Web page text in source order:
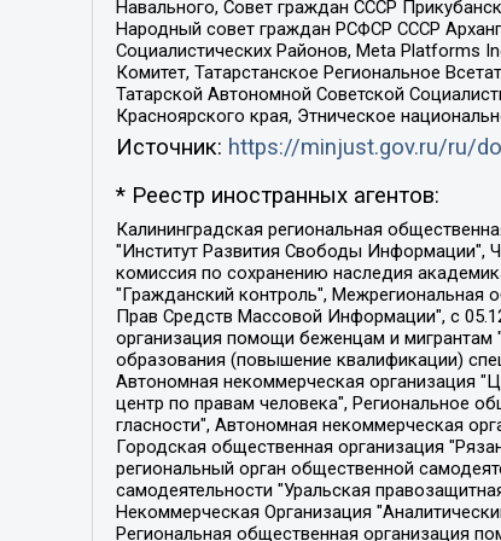
Навального, Совет граждан СССР
Народный совет граждан РСФСР СССР
Социалистических Районов, Meta Platforms
Комитет, Татарстанское Региональное
Татарской Автономной Советской
Красноярского края, Этническое
Источник: https://minjust.gov.ru/ru/
* Реестр иностранных агентов:
Калининградская региональная общественная организация "Экозащита!-Женсовет", Фонд содействия защите прав и свобод граждан "Общественный вердикт", Фонд "Институт Развития Свободы Информации", Частное учреждение "Информационное агентство МЕМО. РУ", Региональная общественная организация "Общественная комиссия по сохранению наследия академика Сахарова", Фонд поддержки свободы прессы, Санкт-Петербургская общественная правозащитная организация "Гражданский контроль", Межрегиональная общественная организация "Информационно-просветительский центр "Мемориал", Региональный Фонд "Центр Защиты Прав Средств Массовой Информации", с 05.12.2023 Фонд "Центр Защиты Прав Средств массовой информации", Региональная общественная благотворительная организация помощи беженцам и мигрантам "Гражданское содействие", Негосударственное образовательное учреждение дополнительного профессионального образования (повышение квалификации) специалистов "АКАДЕМИЯ ПО ПРАВАМ ЧЕЛОВЕКА", Свердловская региональная общественная организация "Сутяжник", Автономная некоммерческая организация "Центр независимых социологических исследований", Союз общественных объединений "Российский исследовательский центр по правам человека", Региональное общественное учреждение научно-информационный центр "МЕМОРИАЛ", Некоммерческая организация "Фонд защиты гласности", Автономная некоммерческая организация "Институт прав человека", Городская общественная организация "Екатеринбургское общество "МЕМОРИАЛ", Городская общественная организация "Рязанское историко-просветительское и правозащитное общество "Мемориал" (Рязанский Мемориал), Челябинский региональный орган общественной самодеятельности – женское общественное объединение "Женщины Евразии", Челябинский региональный орган общественной самодеятельности "Уральская правозащитная группа", Фонд содействия защите здоровья и социальной справедливости имени Андрея Рылькова, Автономная Некоммерческая Организация "Аналитический Центр Юрия Левады", Автономная некоммерческая организация социальной поддержки населения "Проект Апрель", Региональная общественная организация помощи женщинам и детям, находящимся в кризисной ситуации "Информационно-методический центр "Анна", Фонд содействия развитию массовых коммуникаций и правовому просвещению "Так-так-Так", Фонд содействия устойчивому развитию "Серебряная тайга", Свердловский региональный общественный фонд социальных проектов "Новое время", "Idel.Реалии", Кавказ.Реалии, Крым.Реалии, Телеканал Настоящее Время, Татаро-башкирская служба Радио Свобода (Azatliq Radiosi), Радио Свободная Европа/Радио Свобода (PCE/PC), "Сибирь.Реалии", "Фактограф", Благотворительный